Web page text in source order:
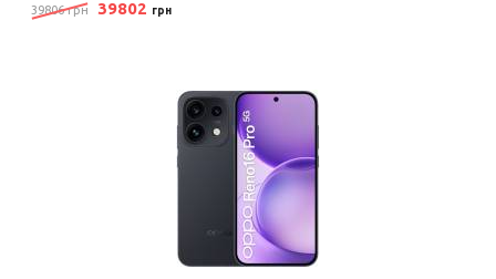
39806 грн 39802 грн